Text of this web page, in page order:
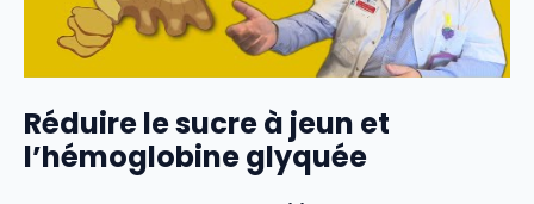
Réduire le sucre à jeun et
l’hémoglobine glyquée